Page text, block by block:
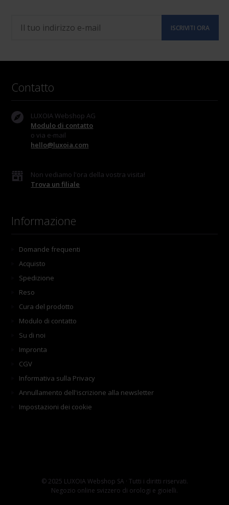
Contatto
LUXOIA Webshop AG
Modulo di contatto
o via e-mail
hello@luxoia.com
Non vediamo l'ora della vostra visita!
Trova un filiale
Informazione
Domande frequenti
Acquisto
Spedizione
Reso
Cura del prodotto
Modulo di contatto
Su di noi
Impronta
CGV
Informativa sulla Privacy
Annullamento dell'iscrizione alla newsletter
Impostazioni dei cookie
© 2025 LUXOIA Webshop SA · Tutti i diritti riservati.
Negozio online svizzero di orologi e gioielli.